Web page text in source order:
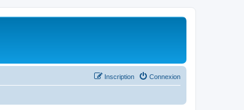
Connexion
Inscription